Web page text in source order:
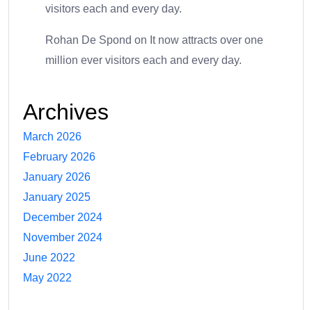
visitors each and every day.
Rohan De Spond on It now attracts over one
million ever visitors each and every day.
Archives
March 2026
February 2026
January 2026
January 2025
December 2024
November 2024
June 2022
May 2022